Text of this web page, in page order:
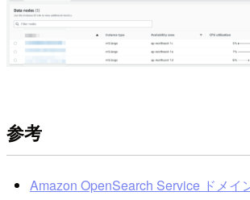
参考
Amazon OpenSearch Service ドメイ